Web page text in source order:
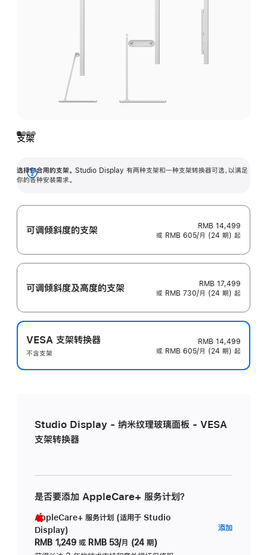
支架
选择你合用的支架。 Studio Display 有两种支架和一种支架转换器可选，以满足
你的各种安装需求。
展
可调倾斜度的支架
RMB 14,499
或 RMB 605/月 (24 期) 起
可调倾斜度及高‍度的支‍架
RMB 17,499
或 RMB 730/月 (24 期) 起
VESA 支架转换器
不含支架
RMB 14,499
或 RMB 605/月 (24 期) 起
Studio Display - 纳米纹理玻璃面板 - VESA
支架转换器
是否要添加 AppleCare+ 服务计划？
AppleCare+ 服务计划 (适用于 Studio
Display)
RMB 1,249 或 RMB 53/月 (24 期)
添加